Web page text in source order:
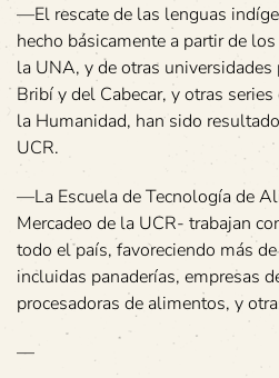
—El rescate de las lenguas
hecho básicamente a partir de
la UNA, y de otras
Bribí y del Cabecar, y otras
la Humanidad, han sido
UCR.
—La Escuela de Tecnología de
Mercadeo de la UCR- trabajan
todo el país, favoreciendo más
incluidas panaderías, empresas
procesadoras de alimentos, y
—